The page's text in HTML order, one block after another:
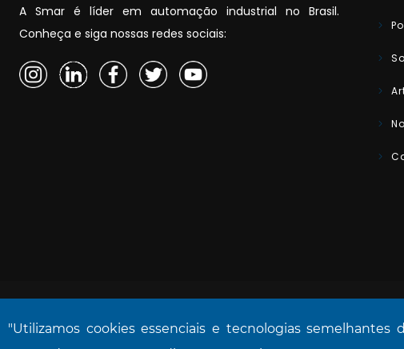
A Smar é líder em automação industrial no Brasil.
Conheça e siga nossas redes sociais:
NOVA SMAR S/A © 2026. Todos os direitos reservado.
"Utilizamos cookies essenciais e tecnologias